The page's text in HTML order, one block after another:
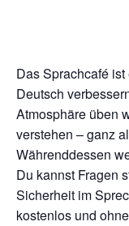
Das Sprachcafé
Deutsch
Atmosphäre üben
verstehen – ganz
Währenddessen
Du kannst Fragen
Sicherheit im
kostenlos und